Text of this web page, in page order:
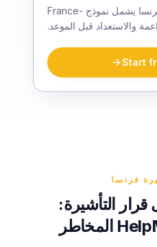
تحضير متخصص لتأشيرة فرنسا يشمل نموذج France-
Start
فرنسا
التأشيرة:
كيف يقلل HelpMyVisa المخاطر